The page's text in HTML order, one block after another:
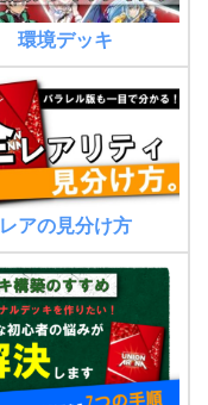
環境デッキ
レアの見分け方